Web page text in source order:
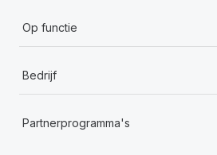
Op functie
Bedrijf
Partnerprogramma's